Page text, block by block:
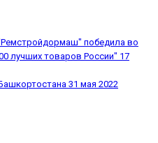
победила во
лучших товаров России" 17
31 мая 2022